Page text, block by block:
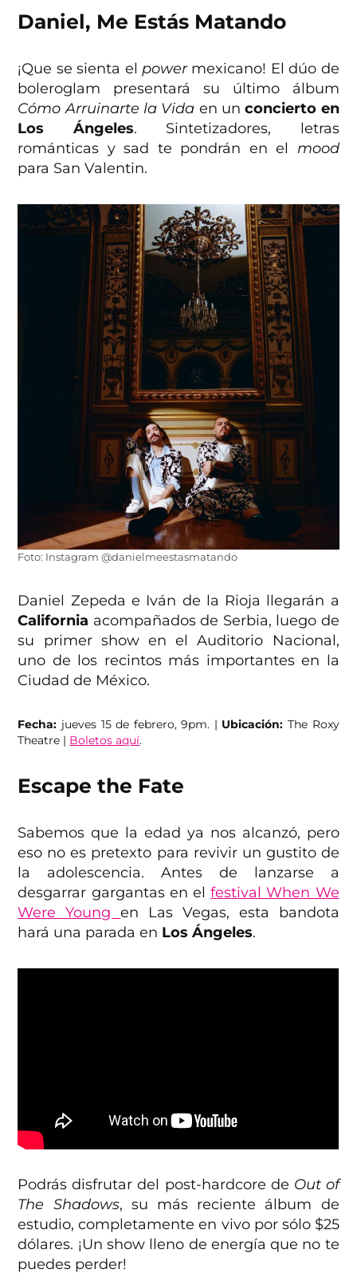
Daniel, Me Estás Matando
¡Que se sienta el powermexicano! El dúo de
boleroglam presentará su último álbum
Cómo Arruinarte la Vida en unconcierto en
Los Ángeles. Sintetizadores, letras
románticas y sad te pondrán en el mood
para San Valentin.
Foto: Instagram @danielmeestasmatando
Daniel Zepeda e Iván de la Rioja llegarán a
California acompañados de Serbia, luego de
su primer show en el Auditorio Nacional,
uno de los recintos más importantes en la
Ciudad de México.
Fecha: jueves 15 de febrero, 9pm. | Ubicación: The Roxy
Theatre | Boletos aquí.
Escape the Fate
Sabemos que la edad ya nos alcanzó, pero
eso no es pretexto para revivir un gustito de
la adolescencia. Antes de lanzarse a
desgarrar gargantas en elfestival When We
Were Youngen Las Vegas, esta bandota
hará una parada en Los Ángeles.
Podrás disfrutar del post-hardcore de Out of
The Shadows, su más reciente álbum de
estudio, completamente en vivo por sólo $25
dólares. ¡Un show lleno de energía que no te
puedes perder!